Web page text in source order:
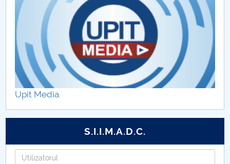
Upit Media
S.I.I.M.A.D.C.
Utilizatorul